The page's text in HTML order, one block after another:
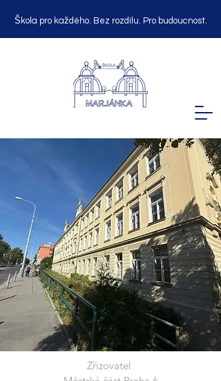
Škola pro každého. Bez rozdílu. Pro budoucnost.
Zřizovatel